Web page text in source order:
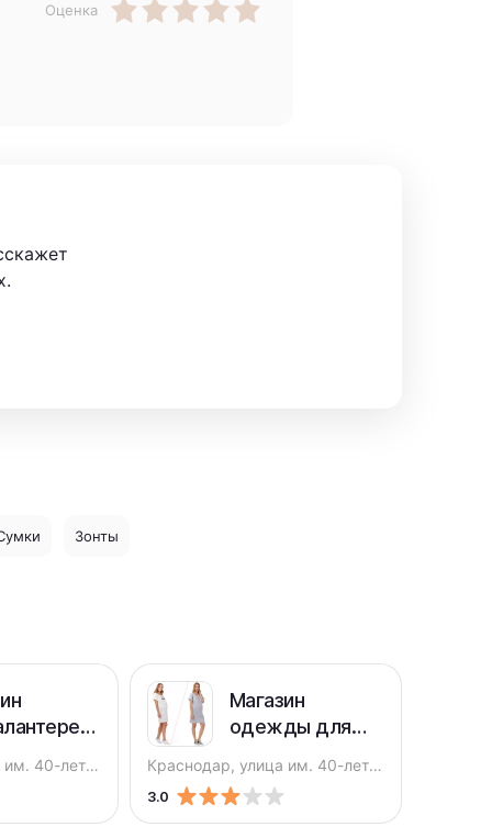
Оценка
Зонты
Краснодар, улица им. 40-летия Победы, 75
Магазин
одежды для
Жду кроху
Краснодар, улица им. 40-летия Победы, 83
3.0